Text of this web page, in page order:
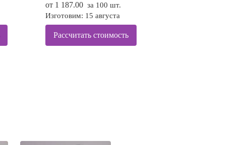
от 1 187.00 за 100 шт.
Изготовим: 15 августа
Рассчитать стоимость